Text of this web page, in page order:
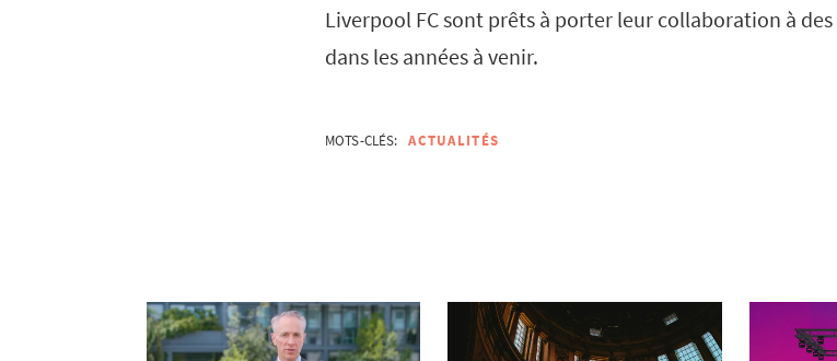
Liverpool FC sont prêts à porter leur collaboration à
dans les années à venir.
MOTS-CLÉS: ACTUALITÉS